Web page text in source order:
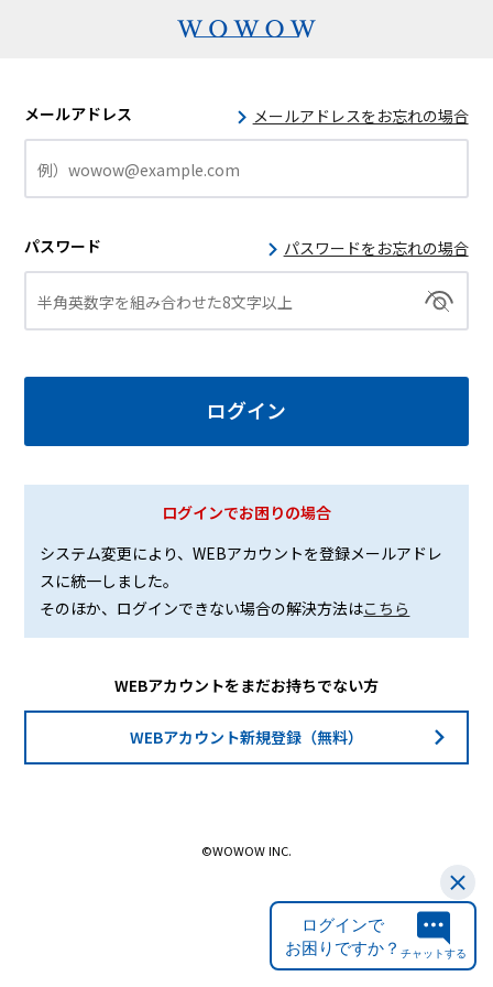
メールアドレス メールアドレスをお忘れの場合
パスワード パスワードをお忘れの場合
ログインでお困りの場合
システム変更により、WEBアカウントを登録メールアドレ
スに統一しました。
そのほか、ログインできない場合の解決方法はこちら
WEBアカウントをまだお持ちでない方
WEBアカウント新規登録（無料）
©WOWOW INC.
ログインで
お困りですか？ チャットする